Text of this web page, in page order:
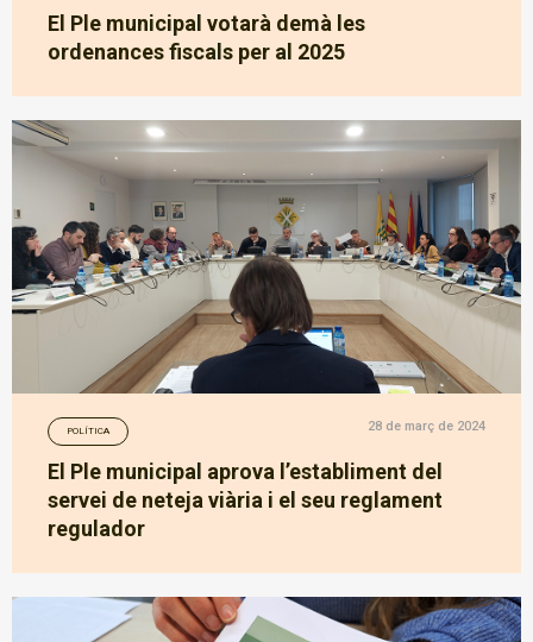
El Ple municipal votarà demà les
ordenances fiscals per al 2025
POLÍTICA 28 de març de 2024
El Ple municipal aprova l’establiment del
servei de neteja viària i el seu reglament
regulador